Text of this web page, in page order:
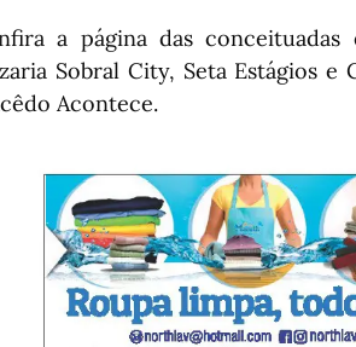
a página das
Sobral City, Seta Estágios e
Acontece.